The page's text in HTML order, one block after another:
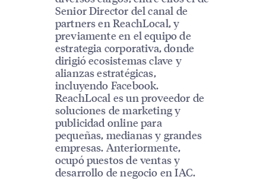
Senior Director del canal de
partners en ReachLocal, y
previamente en el equipo de
estrategia corporativa, donde
dirigió ecosistemas clave y
alianzas estratégicas,
incluyendo Facebook.
ReachLocal es un proveedor de
soluciones de marketing y
publicidad online para
pequeñas, medianas y grandes
empresas. Anteriormente,
ocupó puestos de ventas y
desarrollo de negocio en IAC.